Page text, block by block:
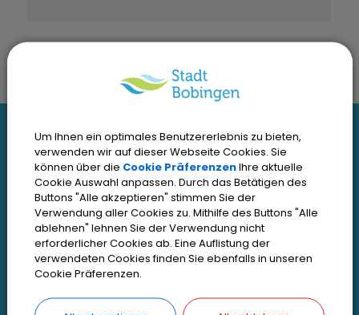
I
n
t
e
r
e
Interessante Links
Kontakt
Inhaltsverzeichnis
Impressum
Datenschutz
Zugangseröffnung
Um Ihnen ein optimales Benutzererlebnis zu bieten,
verwenden wir auf dieser Webseite Cookies. Sie
können über die Cookie PräferenzenIhre aktuelle
Cookie Auswahl anpassen. Durch das Betätigen des
Buttons "Alle akzeptieren" stimmen Sie der
Verwendung aller Cookies zu. Mithilfe des Buttons "Alle
ablehnen" lehnen Sie der Verwendung nicht
erforderlicher Cookies ab. Eine Auflistung der
verwendeten Cookies finden Sie ebenfalls in unseren
Cookie Präferenzen.